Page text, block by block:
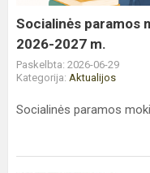
m.
Socialinės paramos
2026-2027 m.
Paskelbta: 2026-06-29
Kategorija: Aktualijos
Socialinės paramos